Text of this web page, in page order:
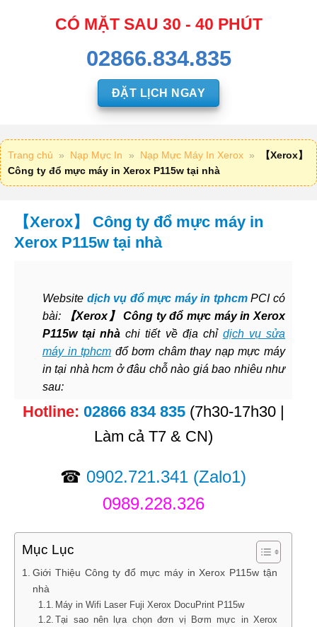
CÓ MẶT SAU 30 - 40 PHÚT
02866.834.835
ĐẶT LỊCH NGAY
Trang chủ » Nạp Mực In » Nạp Mực Máy In Xerox »
【Xerox】
Công ty đổ mực máy in Xerox P115w tại nhà
【Xerox】 Công ty đổ mực máy in
Xerox P115w tại nhà
Website dịch vụ đổ mực máy in tphcmPCI có
bài:
【Xerox】 Công ty đổ mực máy in Xerox
P115w tại nhà chi tiết về địa chỉ dịch vụ sửa
máy in tphcm đổ bơm châm thay nạp mực máy
in tại nhà hcm ở đâu chỗ nào giá bao nhiêu như
sau:
Hotline: 02866 834 835 (7h30-17h30 |
Làm cả T7 & CN)
☎ 0902.721.341 (Zalo1)
0989.228.326
Mục Lục
Giới Thiệu Công ty đổ mực máy in Xerox P115w tận
nhà
Máy in Wifi Laser Fuji Xerox DocuPrint P115w
Tại sao nên lựa chọn đơn vị Bơm mực in Xerox